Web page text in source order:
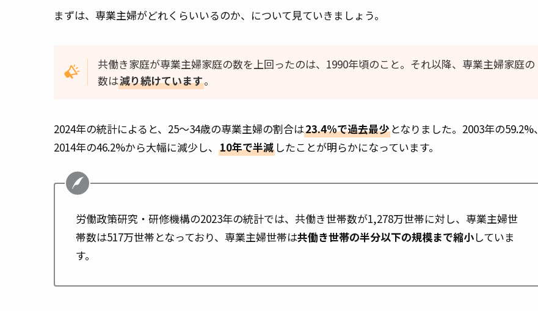
まずは、専業主婦がどれくらいいるのか、について見ていきましょう。
共働き家庭が専業主婦家庭の数を上回ったのは、1990年頃のこと。それ以降、専業主婦家庭の
数は減り続けています。
2024年の統計によると、25～34歳の専業主婦の割合は23.4%で過去最少 となりました。2003年の59.2%、
2014年の46.2%から大幅に減少し、 10年で半減 したことが明らかになっています。
労働政策研究・研修機構の2023年の統計では、共働き世帯数が1,278万世帯に対し、専業主婦世
帯数は517万世帯となっており、専業主婦世帯は共働き世帯の半分以下の規模まで縮小していま
す。